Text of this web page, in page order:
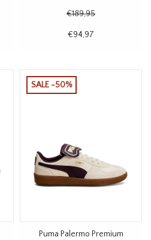
€189,95
€94,97
SALE -50%
Puma Palermo Premium